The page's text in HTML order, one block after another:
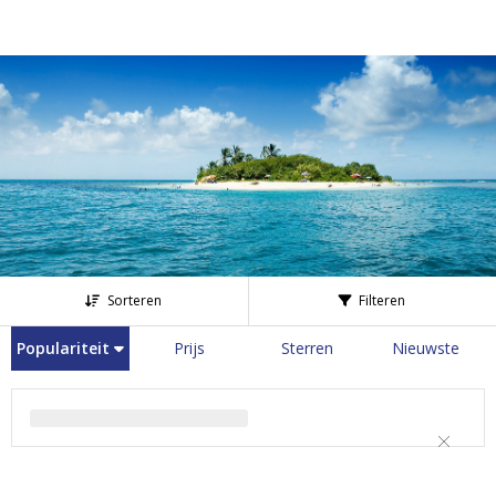
Sorteren Filteren
Populariteit Prijs Sterren Nieuwste